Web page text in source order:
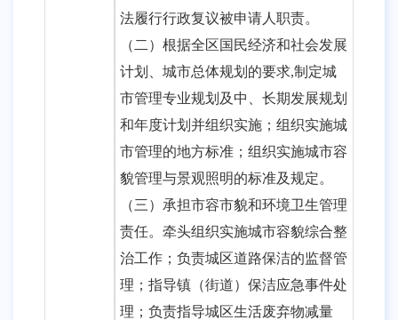
法履行行政复议被申请人职责。
（二）根据全区国民经济和社会发展
计划、城市总体规划的要求,制定城
市管理专业规划及中、长期发展规划
和年度计划并组织实施；组织实施城
市管理的地方标准；组织实施城市容
貌管理与景观照明的标准及规定。
（三）承担市容市貌和环境卫生管理
责任。牵头组织实施城市容貌综合整
治工作；负责城区道路保洁的监督管
理；指导镇（街道）保洁应急事件处
理；负责指导城区生活废弃物减量